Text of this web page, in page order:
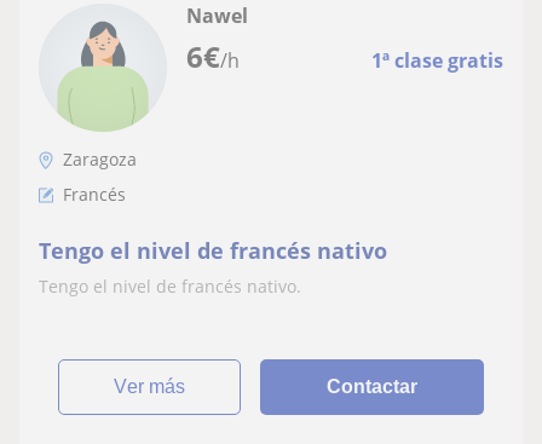
6€/h 1ª clase gratis
Nawel
Zaragoza
Francés
Tengo el nivel de francés nativo
Tengo el nivel de francés nativo.
ver más Contactar